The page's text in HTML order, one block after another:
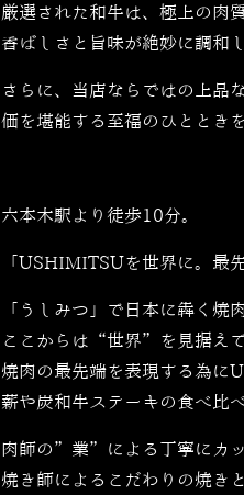
厳選された和牛は、極上の肉
香ばしさと旨味が絶妙に調和
さらに、当店ならではの上品
価を堪能する至福のひととき
六本木駅より徒歩10分。
「USHIMITSUを世界に。
「うしみつ」で日本に犇く焼
ここからは“世界”を見据え
焼肉の最先端を表現する為に
薪や炭和牛ステーキの食べ比
肉師の”業”による丁寧にカッ
焼き師によるこだわりの焼き